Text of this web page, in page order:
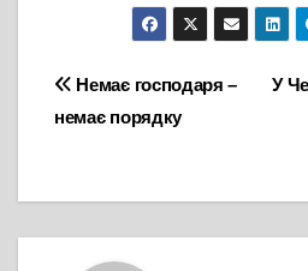
Навігація
записів
У
Немає господаря –
немає порядку